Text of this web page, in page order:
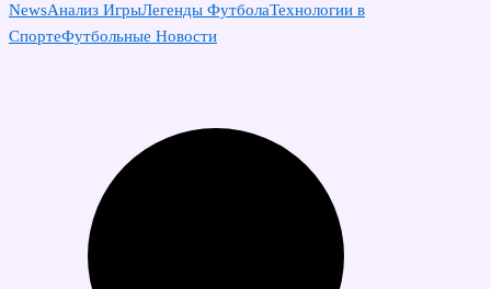
NewsАнализ ИгрыЛегенды ФутболаТехнологии в
СпортеФутбольные Новости